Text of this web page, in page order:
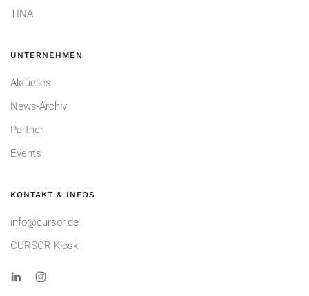
TINA
UNTERNEHMEN
Aktuelles
News-Archiv
Partner
Events
KONTAKT & INFOS
info@cursor.de
CURSOR-Kiosk